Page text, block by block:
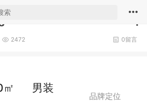
1
2472 0留言
男装
品牌定位